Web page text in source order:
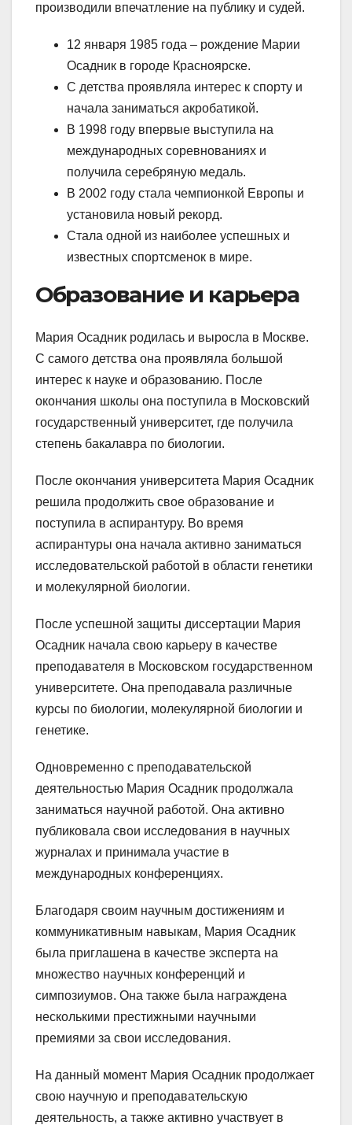
производили впечатление на публику и судей.
12 января 1985 года – рождение Марии
Осадник в городе Красноярске.
С детства проявляла интерес к спорту и
начала заниматься акробатикой.
В 1998 году впервые выступила на
международных соревнованиях и
получила серебряную медаль.
В 2002 году стала чемпионкой Европы и
установила новый рекорд.
Стала одной из наиболее успешных и
известных спортсменок в мире.
Образование и карьера
Mария Осадник родилась и выросла в Москве.
С самого детства она проявляла большой
интерес к науке и образованию. После
окончания школы она поступила в Московский
государственный университет, где получила
степень бакалавра по биологии.
После окончания университета Мария Осадник
решила продолжить свое образование и
поступила в аспирантуру. Во время
аспирантуры она начала активно заниматься
исследовательской работой в области генетики
и молекулярной биологии.
После успешной защиты диссертации Мария
Осадник начала свою карьеру в качестве
преподавателя в Московском государственном
университете. Она преподавала различные
курсы по биологии, молекулярной биологии и
генетике.
Одновременно с преподавательской
деятельностью Мария Осадник продолжала
заниматься научной работой. Она активно
публиковала свои исследования в научных
журналах и принимала участие в
международных конференциях.
Благодаря своим научным достижениям и
коммуникативным навыкам, Мария Осадник
была приглашена в качестве эксперта на
множество научных конференций и
симпозиумов. Она также была награждена
несколькими престижными научными
премиями за свои исследования.
На данный момент Мария Осадник продолжает
свою научную и преподавательскую
деятельность, а также активно участвует в